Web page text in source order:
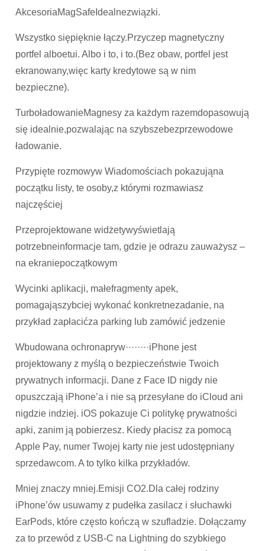
AkcesoriaMagSafeIdealnezwiązki.
Wszystko siępięknie łączy.Przyczep magnetyczny
portfel alboetui. Albo i to, i to.(Bez obaw, portfel jest
ekranowany,więc karty kredytowe są w nim
bezpieczne).
TurboładowanieMagnesy za każdym razemdopasowują
się idealnie,pozwalając na szybszebezprzewodowe
ładowanie.
Przypięte rozmowyw Wiadomościach pokazująna
początku listy, te osoby,z którymi rozmawiasz
najczęściej
Przeprojektowane widżetywyświetlają
potrzebneinformacje tam, gdzie je odrazu zauważysz –
na ekraniepoczątkowym
Wycinki aplikacji, małefragmenty apek,
pomagająszybciej wykonać konkretnezadanie, na
przykład zapłacićza parking lub zamówić jedzenie
Wbudowana ochronapryw········iPhone jest
projektowany z myślą o bezpieczeństwie Twoich
prywatnych informacji. Dane z Face ID nigdy nie
opuszczają iPhone’a i nie są przesyłane do iCloud ani
nigdzie indziej. iOS pokazuje Ci politykę prywatności
apki, zanim ją pobierzesz. Kiedy płacisz za pomocą
Apple Pay, numer Twojej karty nie jest udostępniany
sprzedawcom. A to tylko kilka przykładów.
Mniej znaczy mniej.Emisji CO2.Dla całej rodziny
iPhone’ów usuwamy z pudełka zasilacz i słuchawki
EarPods, które często kończą w szufladzie. Dołączamy
za to przewód z USB‑C na Lightning do szybkiego